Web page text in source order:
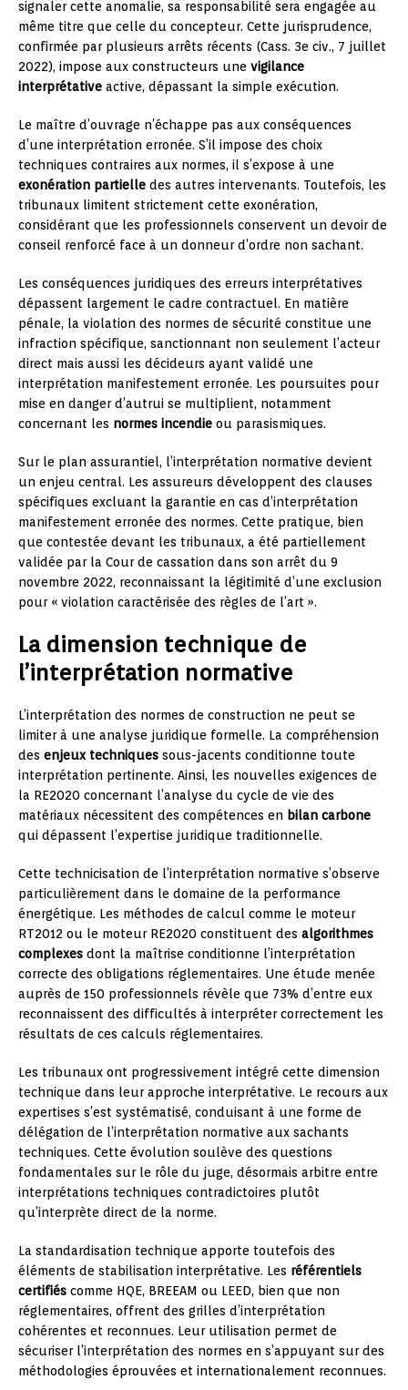
signaler cette anomalie, sa responsabilité sera engagée au
même titre que celle du concepteur. Cette jurisprudence,
confirmée par plusieurs arrêts récents (Cass. 3e civ., 7 juillet
2022), impose aux constructeurs une vigilance
interprétative active, dépassant la simple exécution.
Le maître d’ouvrage n’échappe pas aux conséquences
d’une interprétation erronée. S’il impose des choix
techniques contraires aux normes, il s’expose à une
exonération partielle des autres intervenants. Toutefois, les
tribunaux limitent strictement cette exonération,
considérant que les professionnels conservent un devoir de
conseil renforcé face à un donneur d’ordre non sachant.
Les conséquences juridiques des erreurs interprétatives
dépassent largement le cadre contractuel. En matière
pénale, la violation des normes de sécurité constitue une
infraction spécifique, sanctionnant non seulement l’acteur
direct mais aussi les décideurs ayant validé une
interprétation manifestement erronée. Les poursuites pour
mise en danger d’autrui se multiplient, notamment
concernant les normes incendie ou parasismiques.
Sur le plan assurantiel, l’interprétation normative devient
un enjeu central. Les assureurs développent des clauses
spécifiques excluant la garantie en cas d’interprétation
manifestement erronée des normes. Cette pratique, bien
que contestée devant les tribunaux, a été partiellement
validée par la Cour de cassation dans son arrêt du 9
novembre 2022, reconnaissant la légitimité d’une exclusion
pour « violation caractérisée des règles de l’art ».
La dimension technique de
l’interprétation normative
L’interprétation des normes de construction ne peut se
limiter à une analyse juridique formelle. La compréhension
des enjeux techniques sous-jacents conditionne toute
interprétation pertinente. Ainsi, les nouvelles exigences de
la RE2020 concernant l’analyse du cycle de vie des
matériaux nécessitent des compétences en bilan carbone
qui dépassent l’expertise juridique traditionnelle.
Cette technicisation de l’interprétation normative s’observe
particulièrement dans le domaine de la performance
énergétique. Les méthodes de calcul comme le moteur
RT2012 ou le moteur RE2020 constituent des algorithmes
complexes dont la maîtrise conditionne l’interprétation
correcte des obligations réglementaires. Une étude menée
auprès de 150 professionnels révèle que 73% d’entre eux
reconnaissent des difficultés à interpréter correctement les
résultats de ces calculs réglementaires.
Les tribunaux ont progressivement intégré cette dimension
technique dans leur approche interprétative. Le recours aux
expertises s’est systématisé, conduisant à une forme de
délégation de l’interprétation normative aux sachants
techniques. Cette évolution soulève des questions
fondamentales sur le rôle du juge, désormais arbitre entre
interprétations techniques contradictoires plutôt
qu’interprète direct de la norme.
La standardisation technique apporte toutefois des
éléments de stabilisation interprétative. Les référentiels
certifiés comme HQE, BREEAM ou LEED, bien que non
réglementaires, offrent des grilles d’interprétation
cohérentes et reconnues. Leur utilisation permet de
sécuriser l’interprétation des normes en s’appuyant sur des
méthodologies éprouvées et internationalement reconnues.